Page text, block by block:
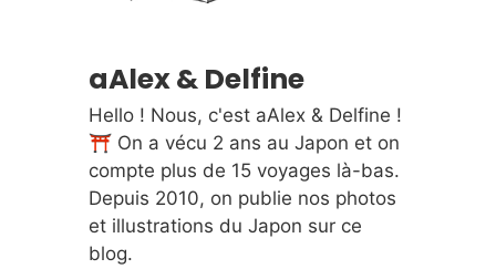
aAlex & Delfine
Hello ! Nous, c'est aAlex & Delfine !
⛩️ On a vécu 2 ans au Japon et on
compte plus de 15 voyages là-bas.
Depuis 2010, on publie nos photos
et illustrations du Japon sur ce
blog.